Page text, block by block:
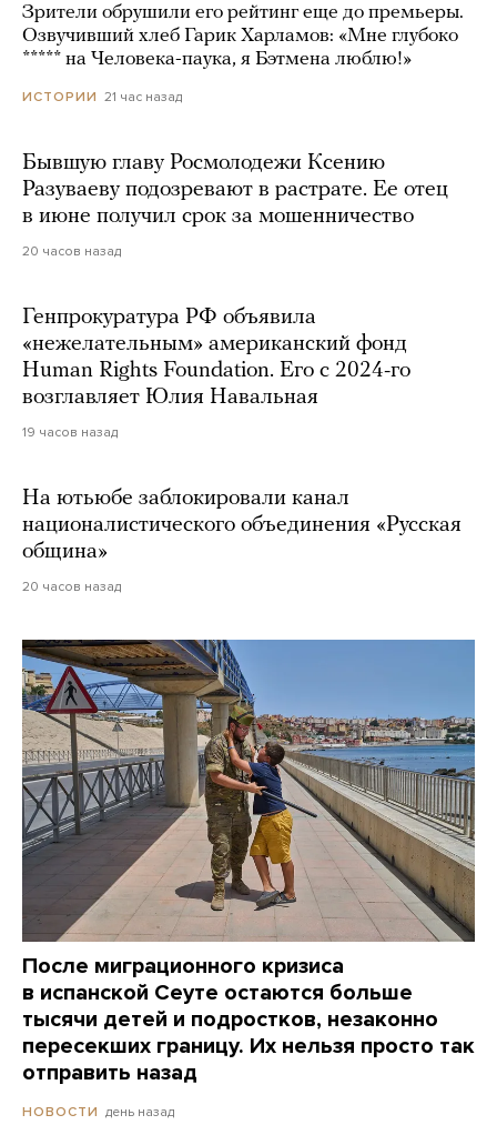
Зрители обрушили его рейтинг еще до премьеры.
Озвучивший хлеб Гарик Харламов: «Мне глубоко
***** на Человека-паука, я Бэтмена люблю!»
ИСТОРИИ 21 час назад
Бывшую главу Росмолодежи Ксению
Разуваеву подозревают в растрате. Ее отец
в июне получил срок за мошенничество
20 часов назад
Генпрокуратура РФ объявила
«нежелательным» американский фонд
Human Rights Foundation. Его с 2024-го
возглавляет Юлия Навальная
19 часов назад
На ютьюбе заблокировали канал
националистического объединения «Русская
община»
20 часов назад
После миграционного кризиса
в испанской Сеуте остаются больше
тысячи детей и подростков, незаконно
пересекших границу. Их нельзя просто так
отправить назад
НОВОСТИ день назад